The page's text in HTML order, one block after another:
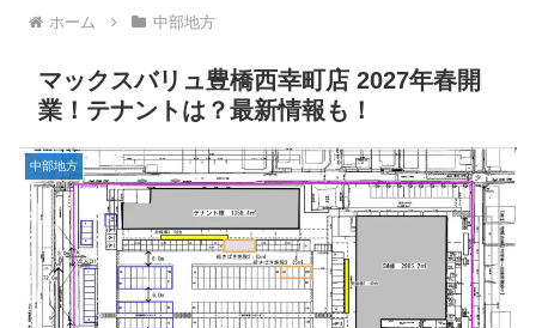
ホーム 中部地方
マックスバリュ豊橋西幸町店 2027年春開
業！テナントは？最新情報も！
中部地方